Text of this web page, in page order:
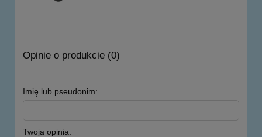
Opinie o produkcie (0)
Imię lub pseudonim:
Twoja opinia: